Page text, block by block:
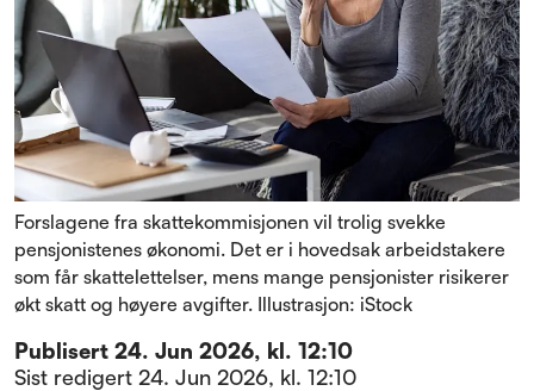
Forslagene fra skattekommisjonen vil trolig svekke
pensjonistenes økonomi. Det er i hovedsak arbeidstakere
som får skattelettelser, mens mange pensjonister risikerer
økt skatt og høyere avgifter. Illustrasjon: iStock
Publisert 24. Jun 2026, kl. 12:10
Sist redigert 24. Jun 2026, kl. 12:10